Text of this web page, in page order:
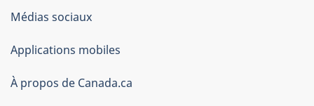
Organisation
du
gouvernement
du
Médias sociaux
Applications mobiles
À propos de Canada.ca